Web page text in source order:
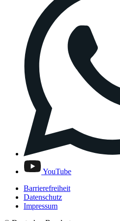
YouTube
Barrierefreiheit
Datenschutz
Impressum